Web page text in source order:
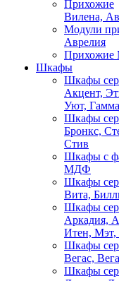
Прихожие
Вилена,
Модули
Аврелия
Шкафы
Шкафы
Акцент,
Уют, Гамма
Шкафы
Бронкс,
Стив
Шкафы с
МДФ
Шкафы
Вита,
Шкафы
Аркадия,
Итен,
Шкафы
Вегас, Вега
Шкафы